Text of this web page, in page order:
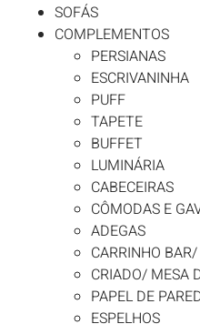
SOFÁS
COMPLEMENTOS
PERSIANAS
ESCRIVANINHA
PUFF
TAPETE
BUFFET
LUMINÁRIA
CABECEIRAS
CÔMODAS E
ADEGAS
CARRINHO
CRIADO/ MESA
PAPEL DE
ESPELHOS